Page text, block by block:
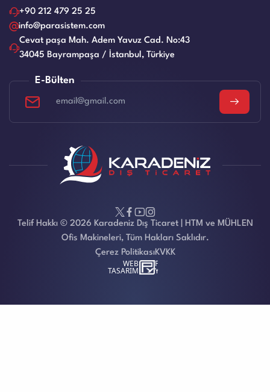
Nakit Para Çekmeceleri
Evrak Kağıt İmha Makineleri
Laminasyon Makineleri
Ciltleme Makineleri
Eski Ürünler
Referanslar
İnsan Kaynakları
Blog
Ürün Bakım Videoları
Servis Talep Formu
Bayilik
İş Başvuru Formu
Kullanım Kılavuzları
+90 212 479 25 25
info@parasistem.com
Cevat paşa Mah. Adem Yavuz Cad. No:43
34045 Bayrampaşa / İstanbul, Türkiye
E-Bülten
Telif Hakkı © 2026 Karadeniz Dış Ticaret | HTM ve MÜHLEN
Ofis Makineleri, Tüm Hakları Saklıdır.
Çerez PolitikasıKVKK
WEB
TASARIM
İSTANBUL WEB TASARIM AJANSI - PENTA